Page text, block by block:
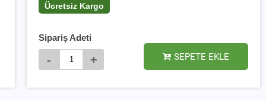
Ücretsiz Kargo
Sipariş Adeti
- + SEPETE EKLE